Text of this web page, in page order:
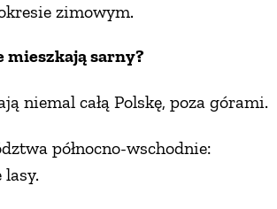
zimowym.
mieszkają sarny?
niemal całą Polskę, poza górami.
północno-wschodnie:
lasy.